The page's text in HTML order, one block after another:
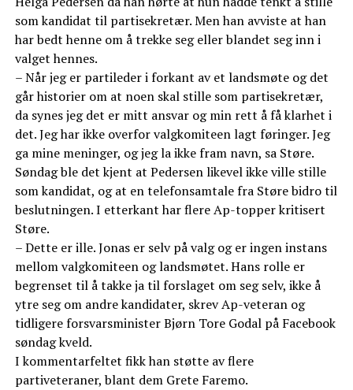
som kandidat til partisekretær. Men han avviste at han
har bedt henne om å trekke seg eller blandet seg inn i
valget hennes.
– Når jeg er partileder i forkant av et landsmøte og det
går historier om at noen skal stille som partisekretær,
da synes jeg det er mitt ansvar og min rett å få klarhet i
det. Jeg har ikke overfor valgkomiteen lagt føringer. Jeg
ga mine meninger, og jeg la ikke fram navn, sa Støre.
Søndag ble det kjent at Pedersen likevel ikke ville stille
som kandidat, og at en telefonsamtale fra Støre bidro til
beslutningen. I etterkant har flere Ap-topper kritisert
Støre.
– Dette er ille. Jonas er selv på valg og er ingen instans
mellom valgkomiteen og landsmøtet. Hans rolle er
begrenset til å takke ja til forslaget om seg selv, ikke å
ytre seg om andre kandidater, skrev Ap-veteran og
tidligere forsvarsminister Bjørn Tore Godal på Facebook
søndag kveld.
I kommentarfeltet fikk han støtte av flere
partiveteraner, blant dem Grete Faremo.